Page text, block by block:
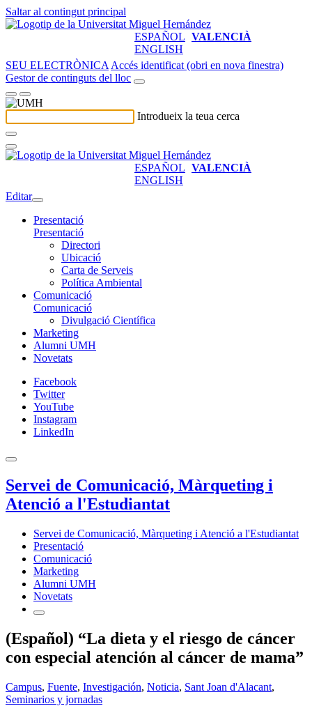
Saltar al contingut principal
ESPAÑOL VALENCIÀ
ENGLISH
SEU ELECTRÒNICA Accés identificat (obri en nova finestra)
Gestor de continguts del lloc
Introdueix la teua cerca
ESPAÑOL VALENCIÀ
ENGLISH
Editar
Presentació
Presentació
Directori
Ubicació
Carta de Serveis
Política Ambiental
Comunicació
Comunicació
Divulgació Científica
Marketing
Alumni UMH
Novetats
Facebook
Twitter
YouTube
Instagram
LinkedIn
Servei de Comunicació, Màrqueting i
Atenció a l'Estudiantat
Servei de Comunicació, Màrqueting i Atenció a l'Estudiantat
Presentació
Comunicació
Marketing
Alumni UMH
Novetats
(Español) “La dieta y el riesgo de cáncer
con especial atención al cáncer de mama”
Campus, Fuente, Investigación, Noticia, Sant Joan d'Alacant,
Seminarios y jornadas